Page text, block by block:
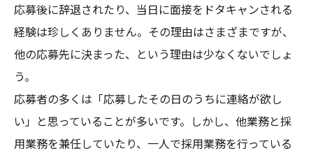
応募後に辞退されたり、当日に面接をドタキャンされる
経験は珍しくありません。その理由はさまざまですが、
他の応募先に決まった、という理由は少なくないでしょ
う。
応募者の多くは「応募したその日のうちに連絡が欲し
い」と思っていることが多いです。しかし、他業務と採
用業務を兼任していたり、一人で採用業務を行っている